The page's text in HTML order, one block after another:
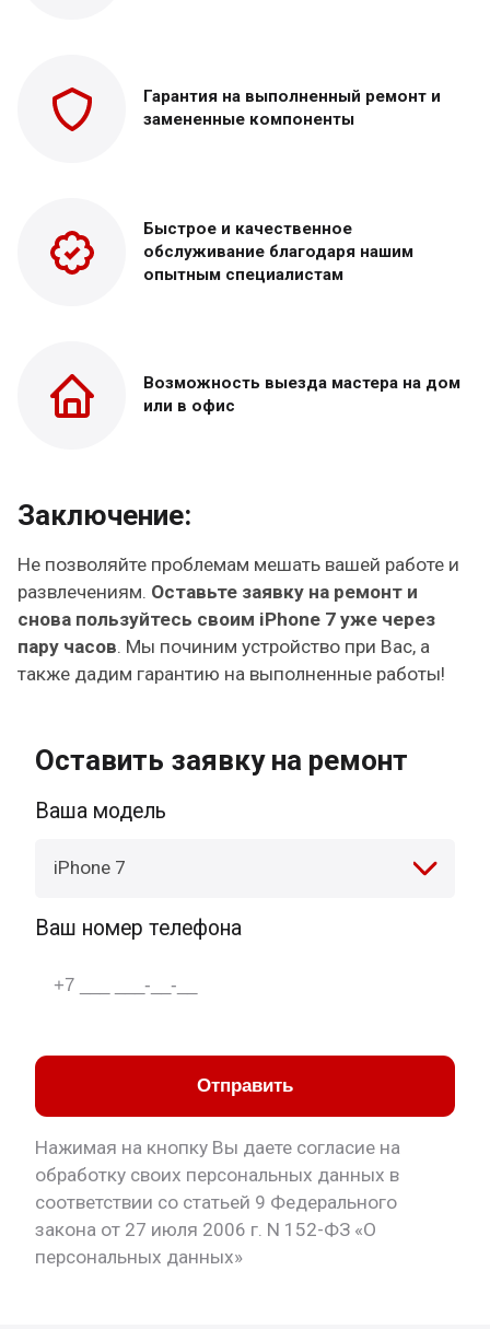
Гарантия на выполненный ремонт и
замененные компоненты
Быстрое и качественное
обслуживание благодаря нашим
опытным специалистам
Возможность выезда мастера на дом
или в офис
Заключение:
Не позволяйте проблемам мешать вашей работе и
развлечениям. Оставьте заявку на ремонт и
снова пользуйтесь своим iPhone 7 уже через
пару часов. Мы починим устройство при Вас, а
также дадим гарантию на выполненные работы!
Оставить заявку на ремонт
Ваша модель
iPhone 7
Ваш номер телефона
Отправить
Нажимая на кнопку Вы даете согласие на
обработку своих персональных данных в
соответствии со статьей 9 Федерального
закона от 27 июля 2006 г. N 152-ФЗ «О
персональных данных»